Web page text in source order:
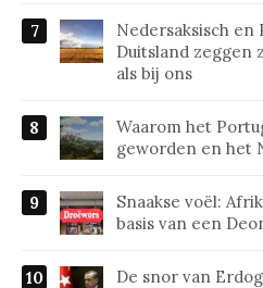
Nedersaksisch en
Duitsland zeggen
als bij ons
Waarom het
geworden en het
Snaakse voël:
basis van een
De snor van